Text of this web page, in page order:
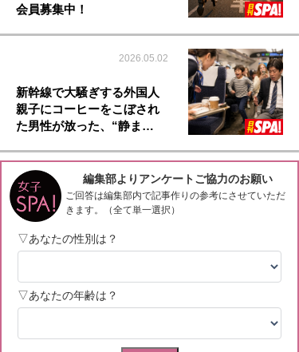
会員募集中！
2026.05.02
新幹線で大騒ぎする外国人
親子にコーヒーをこぼされ
た男性が放った、“静ま…